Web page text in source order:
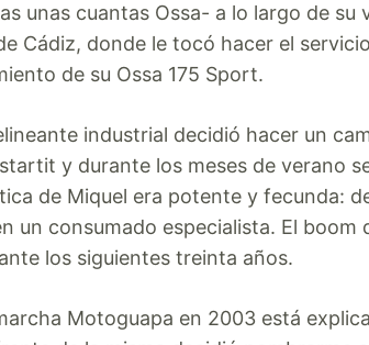
unas cuantas Ossa- a lo largo de
Cádiz, donde le tocó hacer el
de su Ossa 175 Sport.
industrial decidió hacer un
y durante los meses de verano
de Miquel era potente y fecunda:
un consumado especialista. El
los siguientes treinta años.
Motoguapa en 2003 está